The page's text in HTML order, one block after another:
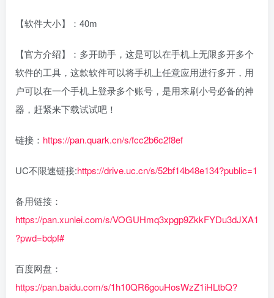
【软件大小】：40m
【官方介绍】：多开助手，这是可以在手机上无限多开多个
软件的工具，这款软件可以将手机上任意应用进行多开，用
户可以在一个手机上登录多个账号，是用来刷小号必备的神
器，赶紧来下载试试吧！
链接： https://pan.quark.cn/s/fcc2b6c2f8ef
UC不限速链接:https://drive.uc.cn/s/52bf14b48e134?public=1
备用链接：
https://pan.xunlei.com/s/VOGUHmq3xpgp9ZkkFYDu3dJXA1
?pwd=bdpf#
百度网盘：
https://pan.baidu.com/s/1h10QR6gouHosWzZ1iHLtbQ?